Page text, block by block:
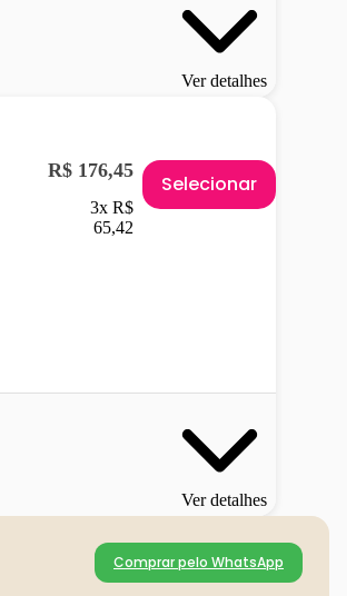
Ver detalhes
R$ 176,45
3x R$
65,42
Selecionar
Ver detalhes
Comprar pelo WhatsApp